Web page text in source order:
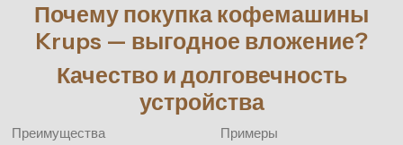
Почему покупка кофемашины
Krups — выгодное вложение?
Качество и долговечность
устройства
Преимущества Примеры